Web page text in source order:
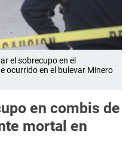
el sobrecupo en el
ocurrido en el bulevar Minero
en combis de
mortal en